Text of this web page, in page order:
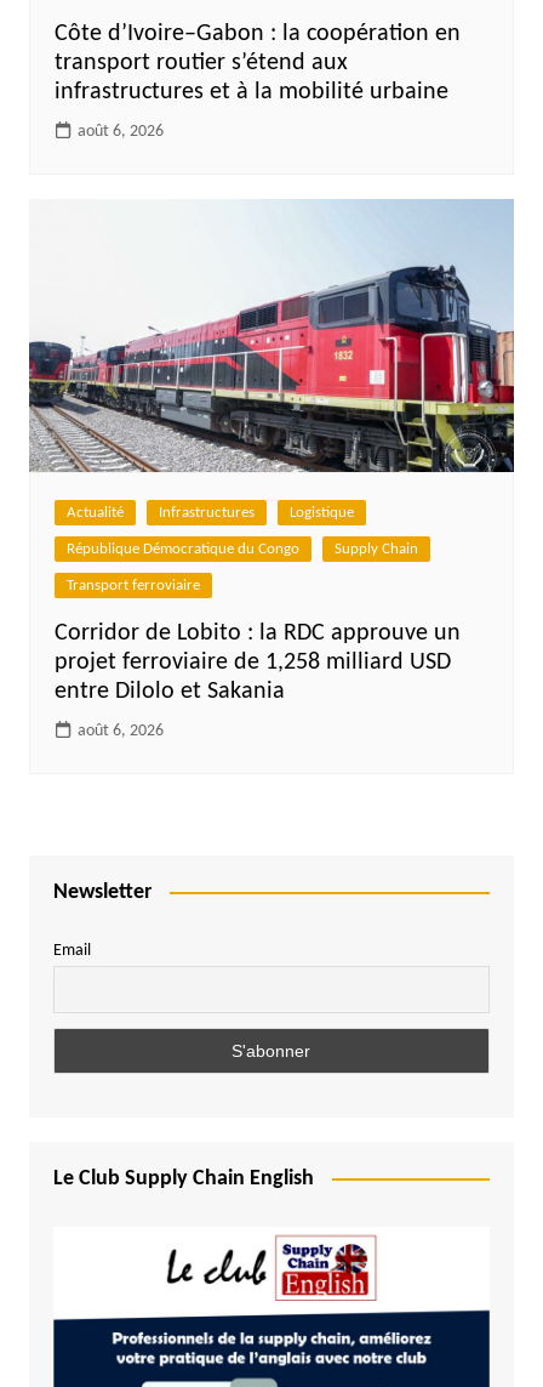
Côte d’Ivoire–Gabon : la coopération en
transport routier s’étend aux
infrastructures et à la mobilité urbaine
août 6, 2026
Actualité Infrastructures Logistique
République Démocratique du Congo Supply Chain
Transport ferroviaire
Corridor de Lobito : la RDC approuve un
projet ferroviaire de 1,258 milliard USD
entre Dilolo et Sakania
août 6, 2026
Newsletter
Email
Le Club Supply Chain English